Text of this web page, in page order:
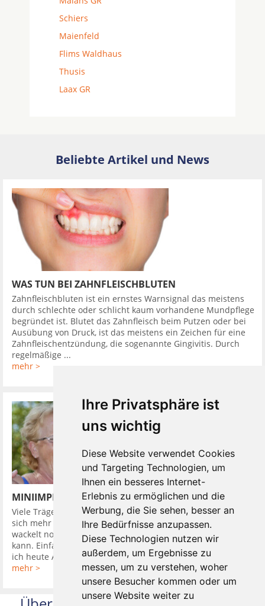
Ihre Privatsphäre ist
uns wichtig
Diese Website verwendet Cookies
und Targeting Technologien, um
Ihnen ein besseres Internet-
Erlebnis zu ermöglichen und die
Werbung, die Sie sehen, besser an
Ihre Bedürfnisse anzupassen.
Diese Technologien nutzen wir
außerdem, um Ergebnisse zu
messen, um zu verstehen, woher
unsere Besucher kommen oder um
unsere Website weiter zu
Schiers
Maienfeld
Flims Waldhaus
Thusis
Laax GR
Beliebte Artikel und News
WAS TUN BEI ZAHNFLEISCHBLUTEN
Zahnfleischbluten ist ein ernstes Warnsignal das meistens
durch schlechte oder schlicht kaum vorhandene Mundpflege
begründet ist. Blutet das Zahnfleisch beim Putzen oder bei
Ausübung von Druck, ist das meistens ein Zeichen für eine
Zahnfleischentzündung, die sogenannte Gingivitis. Durch
regelmäßige ...
mehr >
MINIIMPLANTATE UND DIE PROTHESE SITZT
Viele Träger von herausnehmbaren Zahnprothesen wünschen
sich mehr Halt. Einen komfortablen Zahnersatz, der weder
wackelt noch drückt. Einen mit dem man wieder alles essen
kann. Einfach so wie früher, als man sich fragte: Worauf habe
ich heute Appetit? und ...
mehr >